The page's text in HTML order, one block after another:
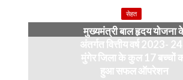
सेहत
मुख्यमंत्री बाल हृदय योजना
अंतर्गत वित्तीय वर्ष 2023-
मुंगेर जिला के कुल 17 बच्चों
हुआ सफल ऑपरेशन